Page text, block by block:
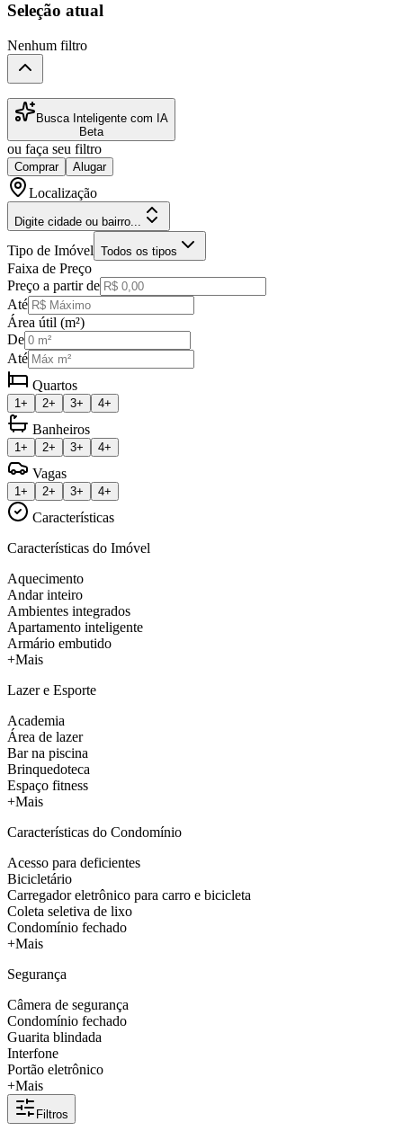
Seleção atual
Nenhum filtro
Busca Inteligente com IA
Beta
ou faça seu filtro
Comprar Alugar
Localização
Digite cidade ou bairro...
Tipo de Imóvel Todos os tipos
Faixa de Preço
Preço a partir de
Até
Área útil (m²)
De
Até
Quartos
1+ 2+ 3+ 4+
Banheiros
1+ 2+ 3+ 4+
Vagas
1+ 2+ 3+ 4+
Características
Características do Imóvel
Aquecimento
Andar inteiro
Ambientes integrados
Apartamento inteligente
Armário embutido
+Mais
Lazer e Esporte
Academia
Área de lazer
Bar na piscina
Brinquedoteca
Espaço fitness
+Mais
Características do Condomínio
Acesso para deficientes
Bicicletário
Carregador eletrônico para carro e bicicleta
Coleta seletiva de lixo
Condomínio fechado
+Mais
Segurança
Câmera de segurança
Condomínio fechado
Guarita blindada
Interfone
Portão eletrônico
+Mais
Filtros